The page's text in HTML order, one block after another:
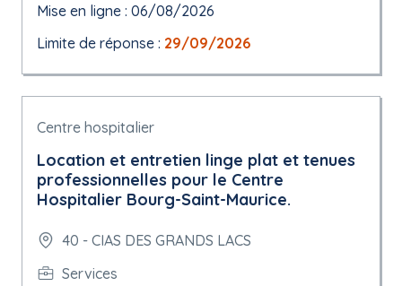
Mise en ligne : 06/08/2026
Limite de réponse : 29/09/2026
Centre hospitalier
Location et entretien linge plat et tenues
professionnelles pour le Centre
Hospitalier Bourg-Saint-Maurice.
40 - CIAS DES GRANDS LACS
Services